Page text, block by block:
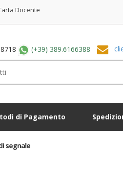
Docente
(+39) 389.6166388
di Pagamento
segnale